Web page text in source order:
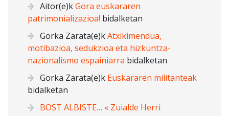
Aitor(e)kGora euskararen
patrimonializazioa! bidalketan
Gorka Zarata(e)kAtxikimendua,
motibazioa, sedukzioa eta hizkuntza-
nazionalismo espainiarra bidalketan
Gorka Zarata(e)k Euskararen militanteak
bidalketan
BOST ALBISTE… « Zuialde Herri